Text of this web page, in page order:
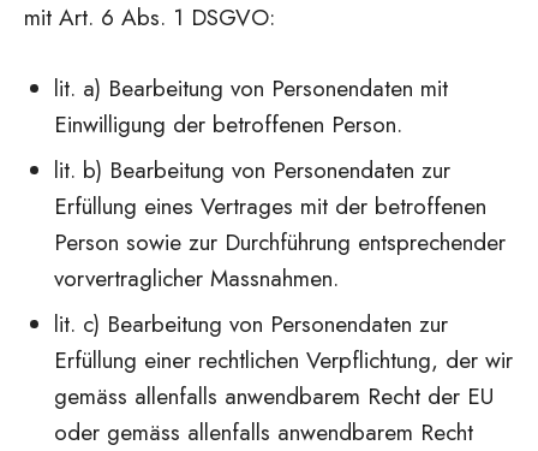
mit Art. 6 Abs. 1 DSGVO:
lit. a) Bearbeitung von Personendaten mit
Einwilligung der betroffenen Person.
lit. b) Bearbeitung von Personendaten zur
Erfüllung eines Vertrages mit der betroffenen
Person sowie zur Durchführung entsprechender
vorvertraglicher Massnahmen.
lit. c) Bearbeitung von Personendaten zur
Erfüllung einer rechtlichen Verpflichtung, der wir
gemäss allenfalls anwendbarem Recht der EU
oder gemäss allenfalls anwendbarem Recht